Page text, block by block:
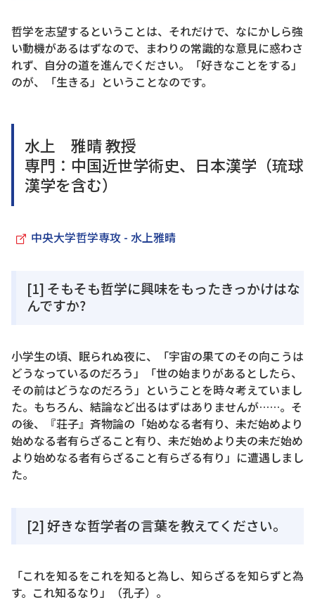
哲学を志望するということは、それだけで、なにかしら強
い動機があるはずなので、まわりの常識的な意見に惑わさ
れず、自分の道を進んでください。「好きなことをする」
のが、「生きる」ということなのです。
水上 雅晴 教授
専門：中国近世学術史、日本漢学（琉球
漢学を含む）
中央大学哲学専攻 - 水上雅晴
[1] そもそも哲学に興味をもったきっかけはな
んですか?
小学生の頃、眠られぬ夜に、「宇宙の果てのその向こうは
どうなっているのだろう」「世の始まりがあるとしたら、
その前はどうなのだろう」ということを時々考えていまし
た。もちろん、結論など出るはずはありませんが……。そ
の後、『荘子』斉物論の「始めなる者有り、未だ始めより
始めなる者有らざること有り、未だ始めより夫の未だ始め
より始めなる者有らざること有らざる有り」に遭遇しまし
た。
[2] 好きな哲学者の言葉を教えてください。
「これを知るをこれを知ると為し、知らざるを知らずと為
す。これ知るなり」（孔子）。